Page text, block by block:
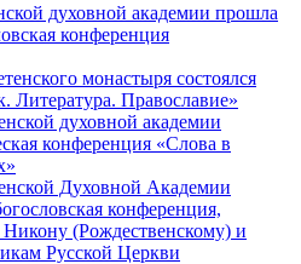
духовной академии прошла
конференция
монастыря состоялся
Литература. Православие»
духовной академии
конференция «Слова в
Духовной Академии
конференция,
(Рождественскому) и
Русской Церкви